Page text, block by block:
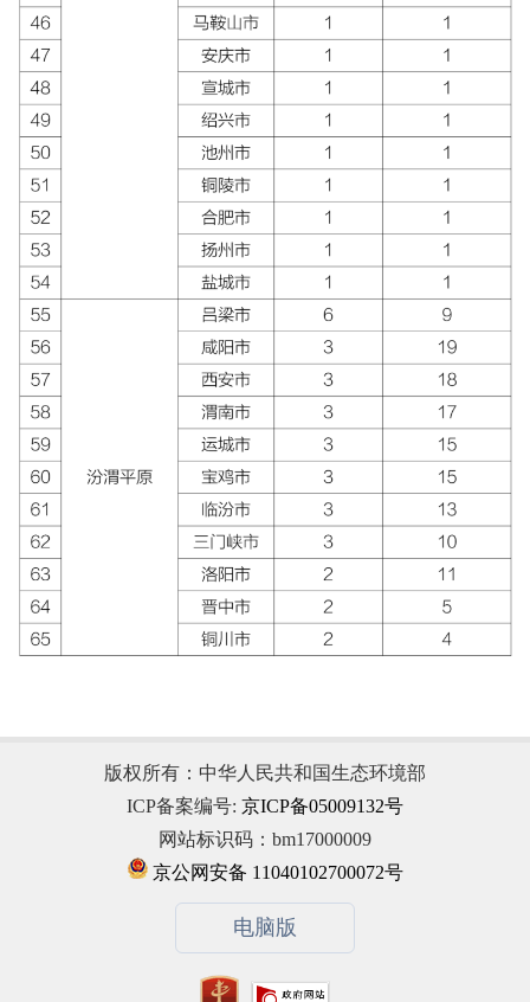
版权所有：中华人民共和国生态环境部
ICP备案编号: 京ICP备05009132号
网站标识码：bm17000009
京公网安备 11040102700072号
电脑版